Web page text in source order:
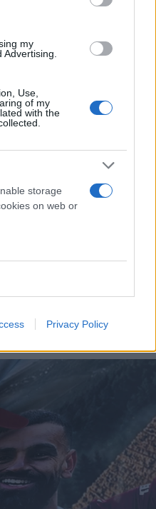
my
Use,
of my
with the
storage
on web or
Privacy Policy
Οι επώνυμοι που
ψήφισε την
για